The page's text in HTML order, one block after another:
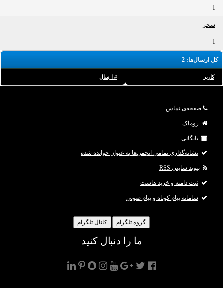
1
سحر
1
کل ارسال‌ها: 2
کاربر # ارسال
صفحه‌ی تماس
روماک
بایگانی
نشانه‌گذاری تمامی انجمن‌ها به عنوان خوانده شده
پیوند سایتی RSS
ثبت دامنه و خرید هاست
سامانه پیام کوتاه و پیام صوتی
گروه تلگرام کانال تلگرام
ما را دنبال کنید